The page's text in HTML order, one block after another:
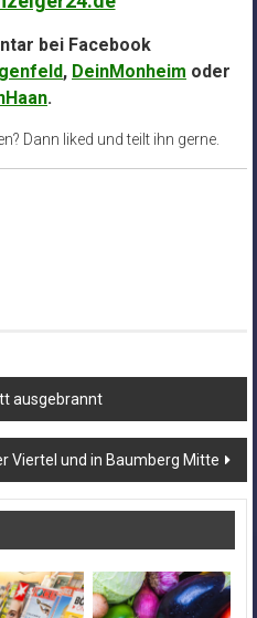
bei Facebook
, DeinMonheim oder
.
Dann liked und teilt ihn gerne.
ausgebrannt
Viertel und in Baumberg Mitte